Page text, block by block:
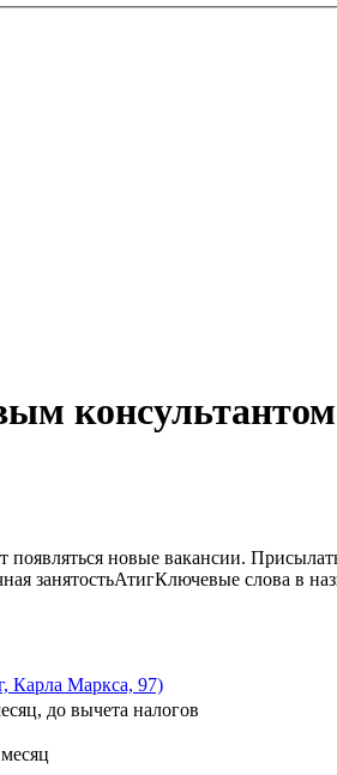
появляться новые вакансии.
занятостьАтигКлючевые слова в
Карла Маркса, 97)
до вычета налогов